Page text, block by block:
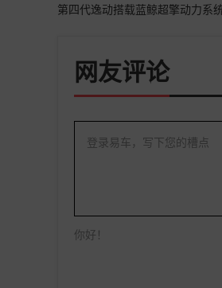
第四代逸动搭载蓝鲸超擎动力系
网友评论
登录易车，写下您的槽点
你好！